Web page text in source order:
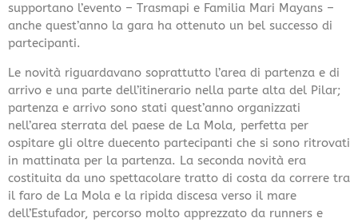
supportano l’evento – Trasmapi e Familia Mari Mayans –
anche quest’anno la gara ha ottenuto un bel successo di
partecipanti.
Le novità riguardavano soprattutto l’area di partenza e di
arrivo e una parte dell’itinerario nella parte alta del Pilar;
partenza e arrivo sono stati quest’anno organizzati
nell’area sterrata del paese de La Mola, perfetta per
ospitare gli oltre duecento partecipanti che si sono ritrovati
in mattinata per la partenza. La seconda novità era
costituita da uno spettacolare tratto di costa da correre tra
il faro de La Mola e la ripida discesa verso il mare
dell’Estufador, percorso molto apprezzato da runners e